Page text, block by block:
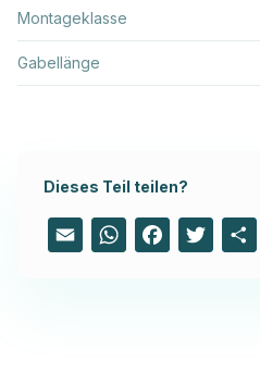
Montageklasse
Gabellänge
Dieses Teil teilen?
Email WhatsAppFacebook
Twitter